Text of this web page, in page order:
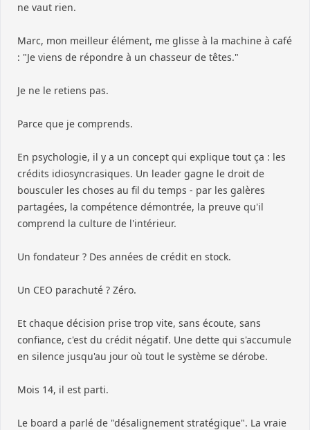
ne vaut rien.
Marc, mon meilleur élément, me glisse à la machine à café
: "Je viens de répondre à un chasseur de têtes."
Je ne le retiens pas.
Parce que je comprends.
En psychologie, il y a un concept qui explique tout ça : les
crédits idiosyncrasiques. Un leader gagne le droit de
bousculer les choses au fil du temps - par les galères
partagées, la compétence démontrée, la preuve qu'il
comprend la culture de l'intérieur.
Un fondateur ? Des années de crédit en stock.
Un CEO parachuté ? Zéro.
Et chaque décision prise trop vite, sans écoute, sans
confiance, c'est du crédit négatif. Une dette qui s'accumule
en silence jusqu'au jour où tout le système se dérobe.
Mois 14, il est parti.
Le board a parlé de "désalignement stratégique". La vraie